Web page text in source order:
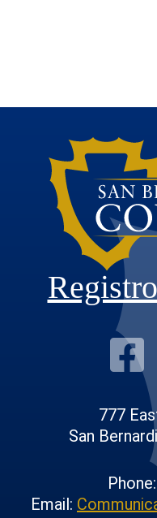
777
San
Email: